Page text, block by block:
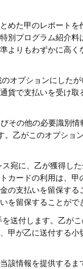
た甲のレポートを
別プログラム紹介
よりもわずかに高く
オプションにした
貨で支払いを受け取
の他の必要識別情
乙がこのオプショ
宛に、乙が獲得し
カードの利用は、甲
の支払いを留保す
を留保することがで
送付します。乙が
甲が乙に送付する小
該情報を提供する